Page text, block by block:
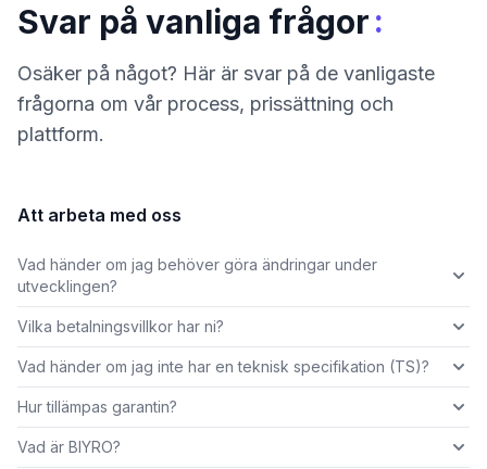
Svar på vanliga frågor:
Osäker på något? Här är svar på de vanligaste
frågorna om vår process, prissättning och
plattform.
Att arbeta med oss
Vad händer om jag behöver göra ändringar under
utvecklingen?
Vilka betalningsvillkor har ni?
Vad händer om jag inte har en teknisk specifikation (TS)?
Hur tillämpas garantin?
Vad är BIYRO?